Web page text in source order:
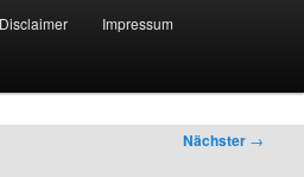
Forschung und
Disclaimer Impressum
Nächster →